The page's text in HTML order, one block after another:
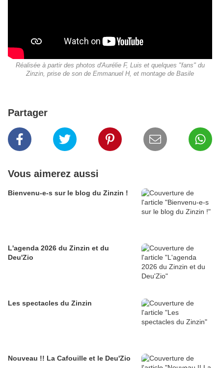
Réalisée à partir des photos d'Aurélie F, Luis et quelques "fans" du
Zinzin, prise de son de Emmanuel H, et montage de Basile
Partager
Vous aimerez aussi
Bienvenu-e-s sur le blog du Zinzin !
L'agenda 2026 du Zinzin et du
Deu'Zio
Les spectacles du Zinzin
Nouveau !! La Cafouille et le Deu'Zio